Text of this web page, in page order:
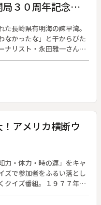
３０周年記念特
長崎県有明海の諫早湾。
なかったな」と干からびた
ナリスト・永田雅一さんが
ガイやカキの殻が黒く続く
れていた生命の鼓動はも
かな海の顔である。この
いる世界の豊かな海の姿
モンテレー湾。オーストラ
。手つかずの渚が残るチリ
だ。そして日本では…。１
に詠われた美しい海、昔
アメリカ横断ウ
力・体力・時の運」をキャ
ズで参加者をふるい落とし
クイズ番組。１９７７年か
つつ終了していた人気企画